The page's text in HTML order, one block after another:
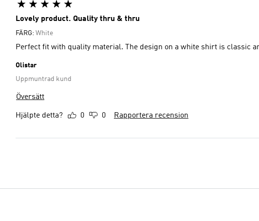
Lovely product. Quality thru & thru
FÄRG: White
Perfect fit with quality material. The design on a white shirt is classic
Olistar
Uppmuntrad kund
Översätt
Hjälpte detta? 0 0 Rapportera recension